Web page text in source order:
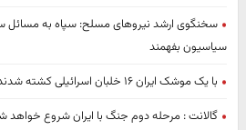
سخنگوی ارشد نیروهای مسلح: سپاه به مسائل
سیاسیون بفهمند
با یک موشک ایران ۱۶ خلبان اسرائیلی کشته شدند
گالانت : مرحله دوم جنگ با ایران شروع خواهد